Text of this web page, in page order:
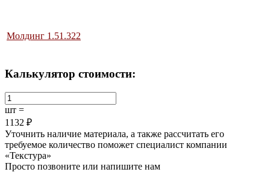
Молдинг 1.51.322
Калькулятор стоимости:
шт =
1132 ₽
Уточнить наличие материала, а также рассчитать его
требуемое количество поможет специалист компании
«Текстура»
Просто позвоните или напишите нам